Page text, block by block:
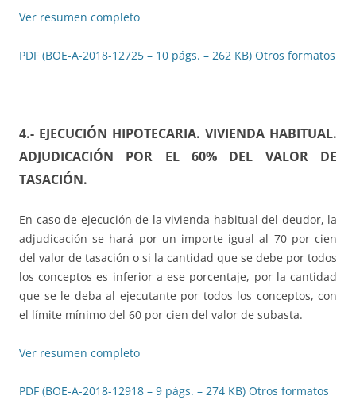
Ver resumen completo
PDF (BOE-A-2018-12725 – 10 págs. – 262 KB) Otros formatos
4.- EJECUCIÓN HIPOTECARIA. VIVIENDA HABITUAL.
ADJUDICACIÓN POR EL 60% DEL VALOR DE
TASACIÓN.
En caso de ejecución de la vivienda habitual del deudor, la
adjudicación se hará por un importe igual al 70 por cien
del valor de tasación o si la cantidad que se debe por todos
los conceptos es inferior a ese porcentaje, por la cantidad
que se le deba al ejecutante por todos los conceptos, con
el límite mínimo del 60 por cien del valor de subasta.
Ver resumen completo
PDF (BOE-A-2018-12918 – 9 págs. – 274 KB) Otros formatos